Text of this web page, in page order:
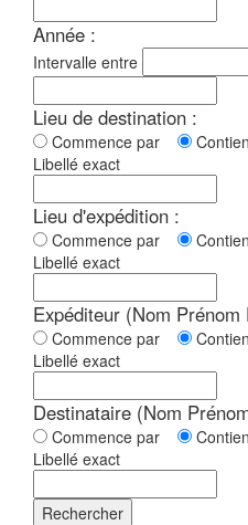
Année :
Intervalle entre
Lieu de destination :
Commence par
Libellé exact
Lieu d'expédition :
Commence par
Libellé exact
Expéditeur (Nom Prénom
Commence par
Libellé exact
Destinataire (Nom
Commence par
Libellé exact
Rechercher